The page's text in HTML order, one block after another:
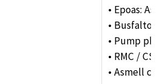
• Epoas:
• Busfalto:
• Pump
• RMC /
• Asmell